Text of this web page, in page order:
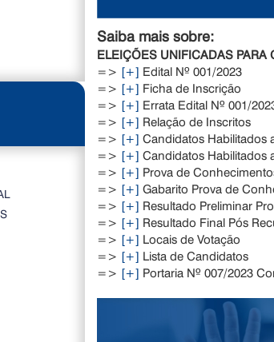
Saiba mais sobre:
ELEIÇÕES UNIFICADAS PARA
=> [+] Edital Nº 001/2023
=> [+] Ficha de Inscrição
=> [+] Errata Edital Nº 001/
=> [+] Relação de Inscritos
=> [+] Candidatos Habilitados
=> [+] Candidatos Habilitados
=> [+] Prova de
=> [+] Gabarito Prova de
=> [+] Resultado Preliminar
=> [+] Resultado Final Pós
=> [+] Locais de Votação
=> [+] Lista de Candidatos
=> [+] Portaria Nº 007/2023